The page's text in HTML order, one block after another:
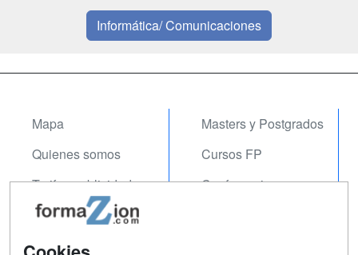
Informática/ Comunicaciones
Mapa
Quienes somos
Tarifas publicidad
Acceso Usuarios
Acceso Centros
Masters y Postgrados
Cursos FP
Conferencias